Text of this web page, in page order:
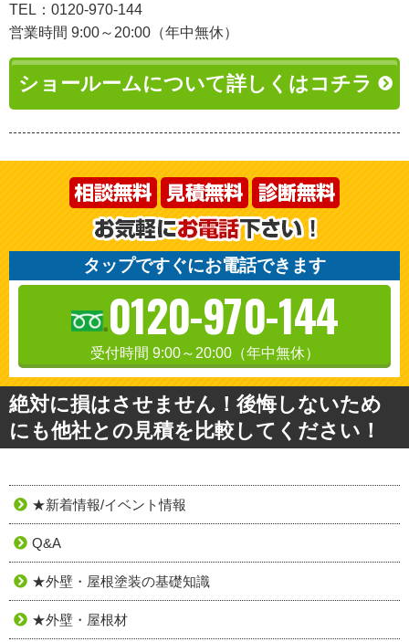
TEL：0120-970-144
営業時間 9:00～20:00（年中無休）
ショールームについて詳しくはコチラ
タップですぐにお電話できます
0120-970-144
受付時間 9:00～20:00（年中無休）
絶対に損はさせません！後悔しないため
にも他社との見積を比較してください！
★新着情報/イベント情報
Q&A
★外壁・屋根塗装の基礎知識
★外壁・屋根材